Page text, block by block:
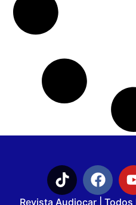
Revista Audiocar |